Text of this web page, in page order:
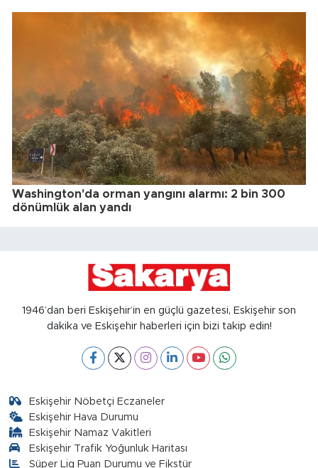
Washington'da orman yangını alarmı: 2 bin 300
dönümlük alan yandı
1946’dan beri Eskişehir’in en güçlü gazetesi, Eskişehir son
dakika ve Eskişehir haberleri için bizi takip edin!
Eskişehir Nöbetçi Eczaneler
Eskişehir Hava Durumu
Eskişehir Namaz Vakitleri
Eskişehir Trafik Yoğunluk Haritası
Süper Lig Puan Durumu ve Fikstür